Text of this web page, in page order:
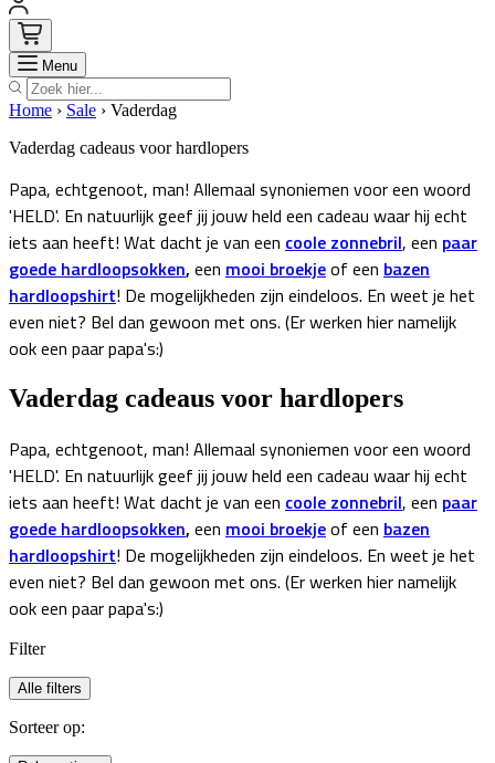
Menu Zoek
Home › Sale › Vaderdag
Vaderdag cadeaus voor hardlopers
Papa, echtgenoot, man! Allemaal synoniemen voor een woord
'HELD'. En natuurlijk geef jij jouw held een cadeau waar hij echt
iets aan heeft! Wat dacht je van een coole zonnebril, een paar
goede hardloopsokken, een mooi broekjeof een bazen
hardloopshirt! De mogelijkheden zijn eindeloos. En weet je het
even niet? Bel dan gewoon met ons. (Er werken hier namelijk
ook een paar papa's:)
Vaderdag cadeaus voor hardlopers
Papa, echtgenoot, man! Allemaal synoniemen voor een woord
'HELD'. En natuurlijk geef jij jouw held een cadeau waar hij echt
iets aan heeft! Wat dacht je van een coole zonnebril, een paar
goede hardloopsokken, een mooi broekjeof een bazen
hardloopshirt! De mogelijkheden zijn eindeloos. En weet je het
even niet? Bel dan gewoon met ons. (Er werken hier namelijk
ook een paar papa's:)
Filter
Alle filters
Sorteer op: